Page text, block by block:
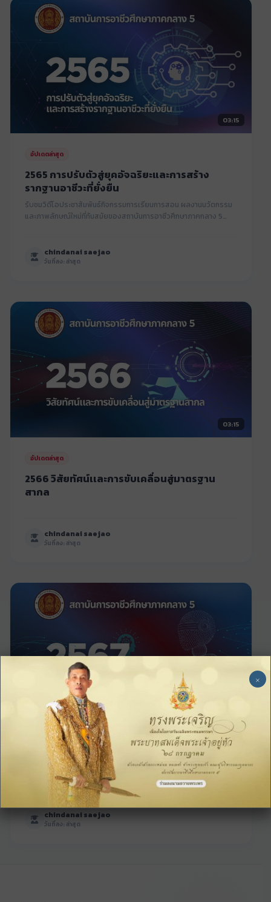
03:15
อัปเดตล่าสุด
2565 การปรับตัวสู่ยุคอัจฉริยะและการสร้าง
รากฐานอาชีวะที่ยั่งยืน
รับชมวิดีโอประชาสัมพันธ์กิจกรรมการเรียนการสอน ผลงานนวัตกรรม
และภาพลักษณ์ใหม่ที่ทันสมัยของสถาบันการอาชีวศึกษาภาคกลาง 5
chindanai saejao
วันที่ลง: ล่าสุด
03:15
อัปเดตล่าสุด
2566 วิสัยทัศน์เเละการขับเคลื่อนสู่มาตรฐาน
สากล
chindanai saejao
วันที่ลง: ล่าสุด
อัปเดตล่าสุด
2567 สมาร์ทอาชีวะด้วยพลังเทคโนโลยีความรู้คู่
คุณธรรม
chindanai saejao
วันที่ลง: ล่าสุด
×